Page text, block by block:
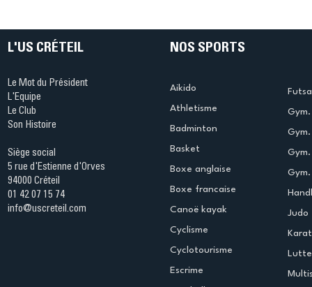
L'US CRÉTEIL
Le Mot du Président
L'Equipe
Le Club
Son Histoire
Siège social
5 rue d'Estienne d'Orves
94000 Créteil
01 42 07 15 74
info@uscreteil.com
NOS SPORTS
Aikido
Athletisme
Badminton
Basket
Boxe anglaise
Boxe francaise
Canoë kayak
Cyclisme
Cyclotourisme
Escrime
Judo
Lutte